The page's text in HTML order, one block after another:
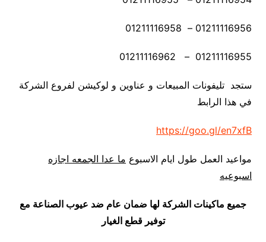
01211116956 – 01211116958
01211116955 – 01211116962
ستجد تليفونات المبيعات و عناوين و لوكيشن لفروع الشركة
في هذا الرابط
https://goo.gl/en7xfB
مواعيد العمل طول ايام الاسبوع ما عدا الجمعه اجازه
اسبوعيه
جميع ماكينات الشركة لها ضمان عام ضد عيوب الصناعة مع
توفير قطع الغيار